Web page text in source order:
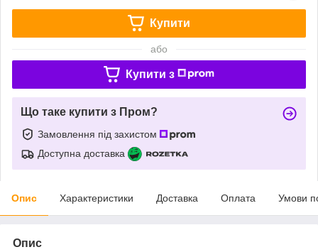
Купити
або
Купити з
Що таке купити з Пром?
Замовлення під захистом
Доступна доставка
Опис Характеристики Доставка Оплата Умови
Опис